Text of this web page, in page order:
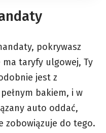
pokrywasz
taryfy ulgowej, Ty
jest z
bakiem, i w
auto oddać,
zobowiązuje do tego.